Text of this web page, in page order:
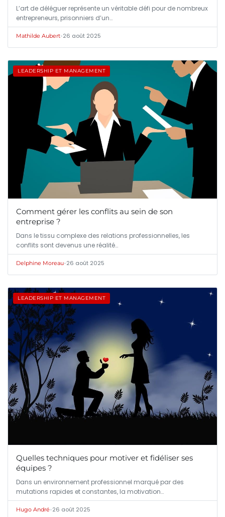
L’art de déléguer représente un véritable défi pour de nombreux
entrepreneurs, prisonniers d’un…
Mathilde Aubert•26 août 2025
LEADERSHIP ET MANAGEMENT
Comment gérer les conflits au sein de son
entreprise ?
Dans le tissu complexe des relations professionnelles, les
conflits sont devenus une réalité…
Delphine Moreau•26 août 2025
LEADERSHIP ET MANAGEMENT
Quelles techniques pour motiver et fidéliser ses
équipes ?
Dans un environnement professionnel marqué par des
mutations rapides et constantes, la motivation…
Hugo André•26 août 2025